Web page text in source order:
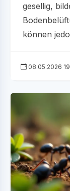
gesellig,
können
08.05.2026